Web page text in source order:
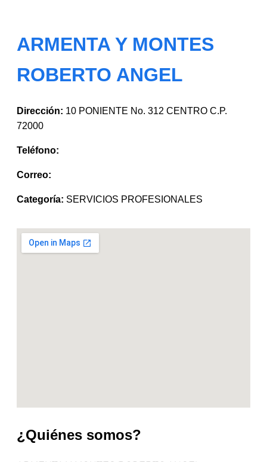
ARMENTA Y MONTES
ROBERTO ANGEL
Dirección: 10 PONIENTE No. 312 CENTRO C.P.
72000
Teléfono:
Correo:
Categoría: SERVICIOS PROFESIONALES
¿Quiénes somos?